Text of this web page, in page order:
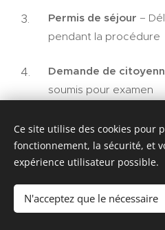
Permis de séjour –
pendant la procédure
Demande de
soumis pour examen
Contrôles
antécédents et de
décret présidentiel
Ce site utilise des cookies pour
fonctionnement, la sécurité, et
expérience utilisateur possible.
N'acceptez que le nécessaire